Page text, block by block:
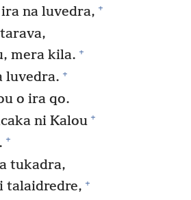
na luvedra, +
mera kila. +
luvedra. +
o ira qo.
ni Kalou +
+
tukadra,
talaidredre, +